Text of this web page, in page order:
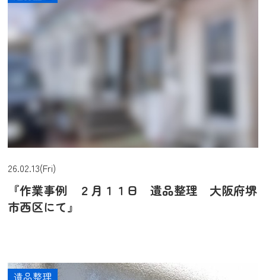
26.02.13(Fri)
『作業事例 ２月１１日 遺品整理 大阪府堺
市西区にて』
遺品整理